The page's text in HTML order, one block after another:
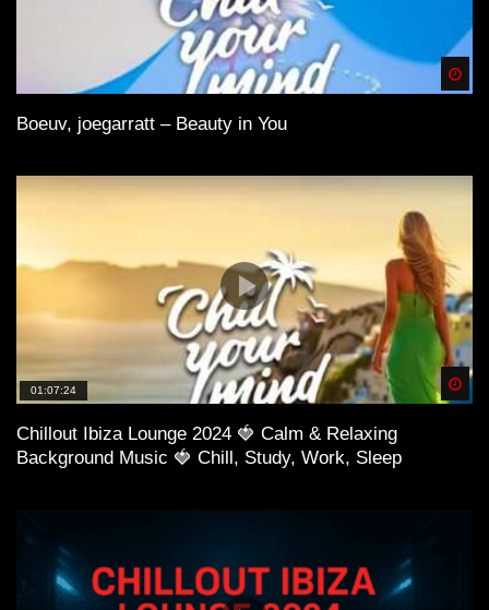
Boeuv, joegarratt – Beauty in You
01:07:24
Chillout Ibiza Lounge 2024 🍓 Calm & Relaxing
Background Music 🍓 Chill, Study, Work, Sleep